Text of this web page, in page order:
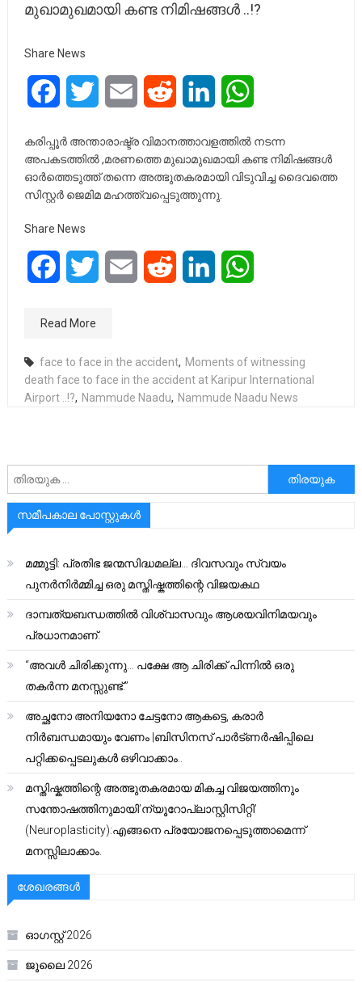
മുഖാമുഖമായി കണ്ട നിമിഷങ്ങൾ ..!?
Share News
FacebookTwitter Email Reddit LinkedIn
കരിപ്പൂർ അന്താരാഷ്ട്ര വിമാനത്താവളത്തിൽ നടന്ന
അപകടത്തിൽ ,മരണത്തെ മുഖാമുഖമായി കണ്ട നിമിഷങ്ങൾ
ഓർത്തെടുത്ത് തന്നെ അത്ഭുതകരമായി വിടുവിച്ച ദൈവത്തെ
സിസ്റ്റർ ജെമിമ മഹത്ത്വപ്പെടുത്തുന്നു.
Share News
FacebookTwitter Email Reddit LinkedIn
Read More
face to face in the accident, Moments of witnessing
death face to face in the accident at Karipur International
Airport ..!?, Nammude Naadu, Nammude Naadu News
അനേഷിക്കുക
സമീപകാല പോസ്റ്റുകൾ
മമ്മൂട്ടി: പ്രതിഭ ജന്മസിദ്ധമല്ല… ദിവസവും സ്വയം
പുനർനിർമ്മിച്ച ഒരു മസ്തിഷ്കത്തിന്റെ വിജയകഥ
ദാമ്പത്യബന്ധത്തിൽ വിശ്വാസവും ആശയവിനിമയവും
പ്രധാനമാണ്.
“അവൾ ചിരിക്കുന്നു… പക്ഷേ ആ ചിരിക്ക് പിന്നിൽ ഒരു
തകർന്ന മനസ്സുണ്ട്.”
അച്ഛനോ അനിയനോ ചേട്ടനോ ആകട്ടെ, കരാർ
നിർബന്ധമായും വേണം |ബിസിനസ് പാർട്ണർഷിപ്പിലെ
പറ്റിക്കപ്പെടലുകൾ ഒഴിവാക്കാം..
മസ്തിഷ്കത്തിന്റെ അത്ഭുതകരമായ മികച്ച വിജയത്തിനും
സന്തോഷത്തിനുമായി’ന്യൂറോപ്ലാസ്റ്റിസിറ്റി’
(Neuroplasticity):എങ്ങനെ പ്രയോജനപ്പെടുത്താമെന്ന്
മനസ്സിലാക്കാം.
ശേഖരങ്ങൾ
ഓഗസ്റ്റ്‌ 2026
ജൂലൈ 2026